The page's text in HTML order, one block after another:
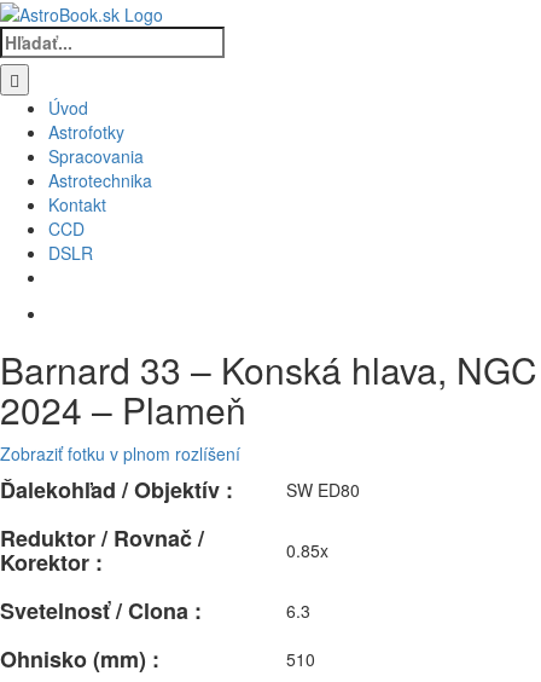
Skip
to
content
Hľadať:
Úvod
Astrofotky
Spracovania
Astrotechnika
Kontakt
CCD
DSLR
Barnard 33 – Konská hlava, NGC
2024 – Plameň
Zobraziť fotku v plnom rozlíšení
Ďalekohľad / Objektív : SW ED80
Reduktor / Rovnač /
Korektor : 0.85x
Svetelnosť / Clona : 6.3
Ohnisko (mm) : 510